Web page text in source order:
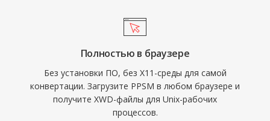
Полностью в браузере
Без установки ПО, без X11-среды для самой
конвертации. Загрузите PPSM в любом браузере и
получите XWD-файлы для Unix-рабочих
процессов.